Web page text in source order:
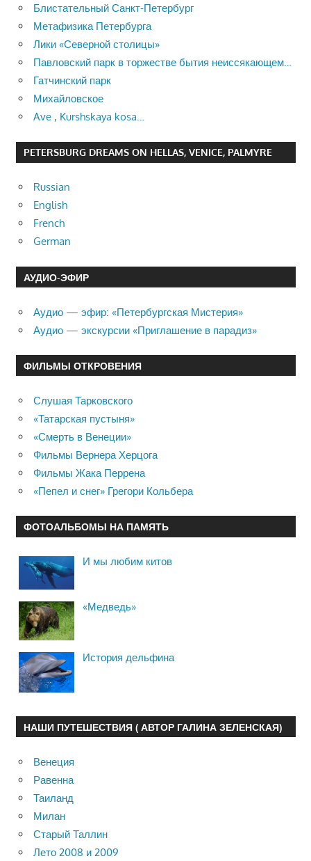
Блистательный Санкт-Петербург
Метафизика Петербурга
Лики «Северной столицы»
Павловский парк в торжестве бытия неиссякающем…
Гатчинский парк
Михайловское
Ave , Kurshskaya kosa…
PETERSBURG DREAMS ON HELLAS, VENICE, PALMYRE
Russian
English
French
German
АУДИО-ЭФИР
Аудио — эфир: «Петербургская Мистерия»
Аудио — экскурсии «Приглашение в парадиз»
ФИЛЬМЫ ОТКРОВЕНИЯ
Слушая Тарковского
«Татарская пустыня»
«Смерть в Венеции»
Фильмы Вернера Херцога
Фильмы Жака Перрена
«Пепел и снег» Грегори Кольбера
ФОТОАЛЬБОМЫ НА ПАМЯТЬ
И мы любим китов
«Медведь»
История дельфина
НАШИ ПУТЕШЕСТВИЯ ( АВТОР ГАЛИНА ЗЕЛЕНСКАЯ)
Венеция
Равенна
Таиланд
Милан
Старый Таллин
Лето 2008 и 2009